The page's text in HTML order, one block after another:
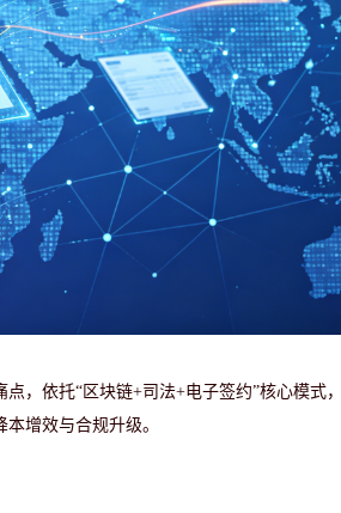
点，依托“区块链+司法+电子签约”核心模式
增效与合规升级。